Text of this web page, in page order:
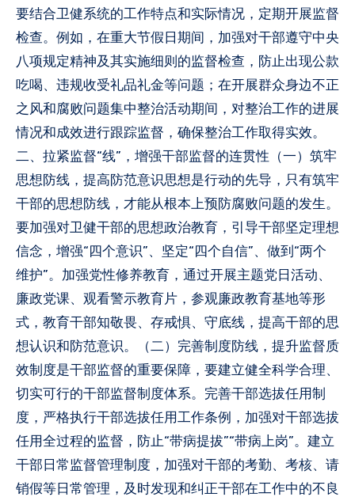
要结合卫健系统的工作特点和实际情况，定期开展监督
检查。例如，在重大节假日期间，加强对干部遵守中央
八项规定精神及其实施细则的监督检查，防止出现公款
吃喝、违规收受礼品礼金等问题；在开展群众身边不正
之风和腐败问题集中整治活动期间，对整治工作的进展
情况和成效进行跟踪监督，确保整治工作取得实效。
二、拉紧监督“线”，增强干部监督的连贯性（一）筑牢
思想防线，提高防范意识思想是行动的先导，只有筑牢
干部的思想防线，才能从根本上预防腐败问题的发生。
要加强对卫健干部的思想政治教育，引导干部坚定理想
信念，增强“四个意识”、坚定“四个自信”、做到“两个
维护”。加强党性修养教育，通过开展主题党日活动、
廉政党课、观看警示教育片，参观廉政教育基地等形
式，教育干部知敬畏、存戒惧、守底线，提高干部的思
想认识和防范意识。（二）完善制度防线，提升监督质
效制度是干部监督的重要保障，要建立健全科学合理、
切实可行的干部监督制度体系。完善干部选拔任用制
度，严格执行干部选拔任用工作条例，加强对干部选拔
任用全过程的监督，防止“带病提拔”“带病上岗”。建立
干部日常监督管理制度，加强对干部的考勤、考核、请
销假等日常管理，及时发现和纠正干部在工作中的不良